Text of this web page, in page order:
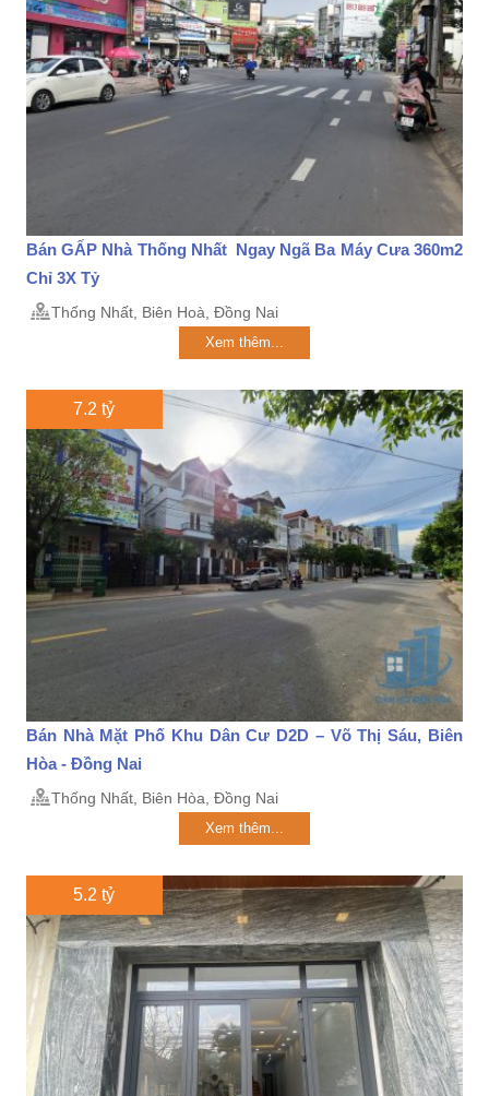
Bán GẤP Nhà Thống Nhất Ngay Ngã Ba Máy Cưa 360m2
Chỉ 3X Tỷ
Thống Nhất, Biên Hoà, Đồng Nai
Xem thêm...
7.2 tỷ
Bán Nhà Mặt Phố Khu Dân Cư D2D – Võ Thị Sáu, Biên
Hòa - Đồng Nai
Thống Nhất, Biên Hòa, Đồng Nai
Xem thêm...
5.2 tỷ